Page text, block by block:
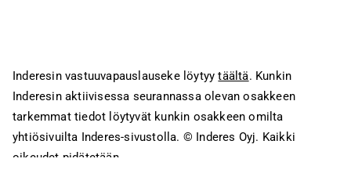
Inderesin vastuuvapauslauseke löytyytäältä. Kunkin
Inderesin aktiivisessa seurannassa olevan osakkeen
tarkemmat tiedot löytyvät kunkin osakkeen omilta
yhtiösivuilta Inderes-sivustolla. © Inderes Oyj. Kaikki
oikeudet pidätetään.